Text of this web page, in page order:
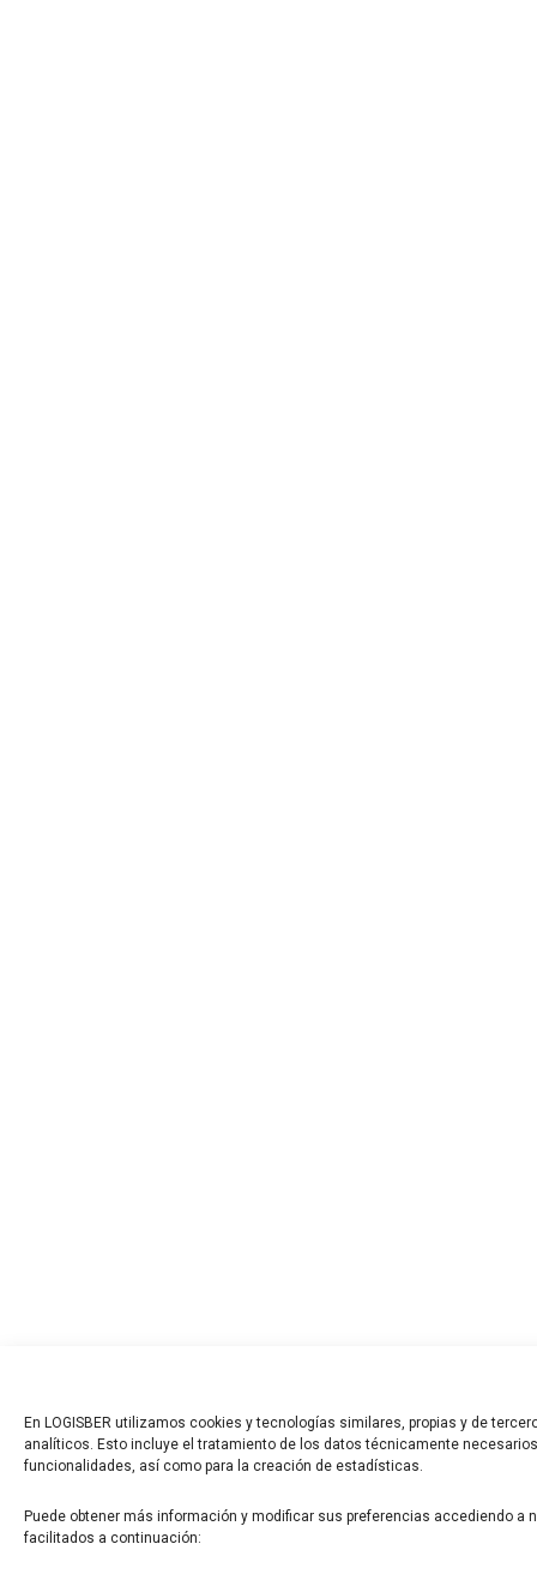
En LOGISBER utilizamos cookies y tecnologías similares, propias y de
analíticos. Esto incluye el tratamiento de los datos técnicamente
funcionalidades, así como para la creación de estadísticas.
Puede obtener más información y modificar sus preferencias accediendo a
facilitados a continuación: